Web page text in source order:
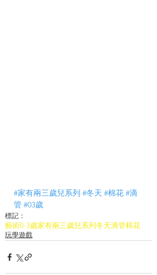
#家有兩三歲兒系列 #冬天 #棉花 #滴
管 #03歲
標記：
藝術0-3歲家有兩三歲兒系列 冬天滴管棉花
玩學遊戲